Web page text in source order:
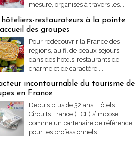
mesure, organisés à travers les...
hôteliers-restaurateurs à la pointe
des groupes
Pour redécouvrir la France des
régions, au fil de beaux séjours
dans des hôtels-restaurants de
charme et de caractère....
incontournable du tourisme de
en France
Depuis plus de 32 ans, Hôtels
Circuits France (HCF) s’impose
comme un partenaire de référence
pour les professionnels...